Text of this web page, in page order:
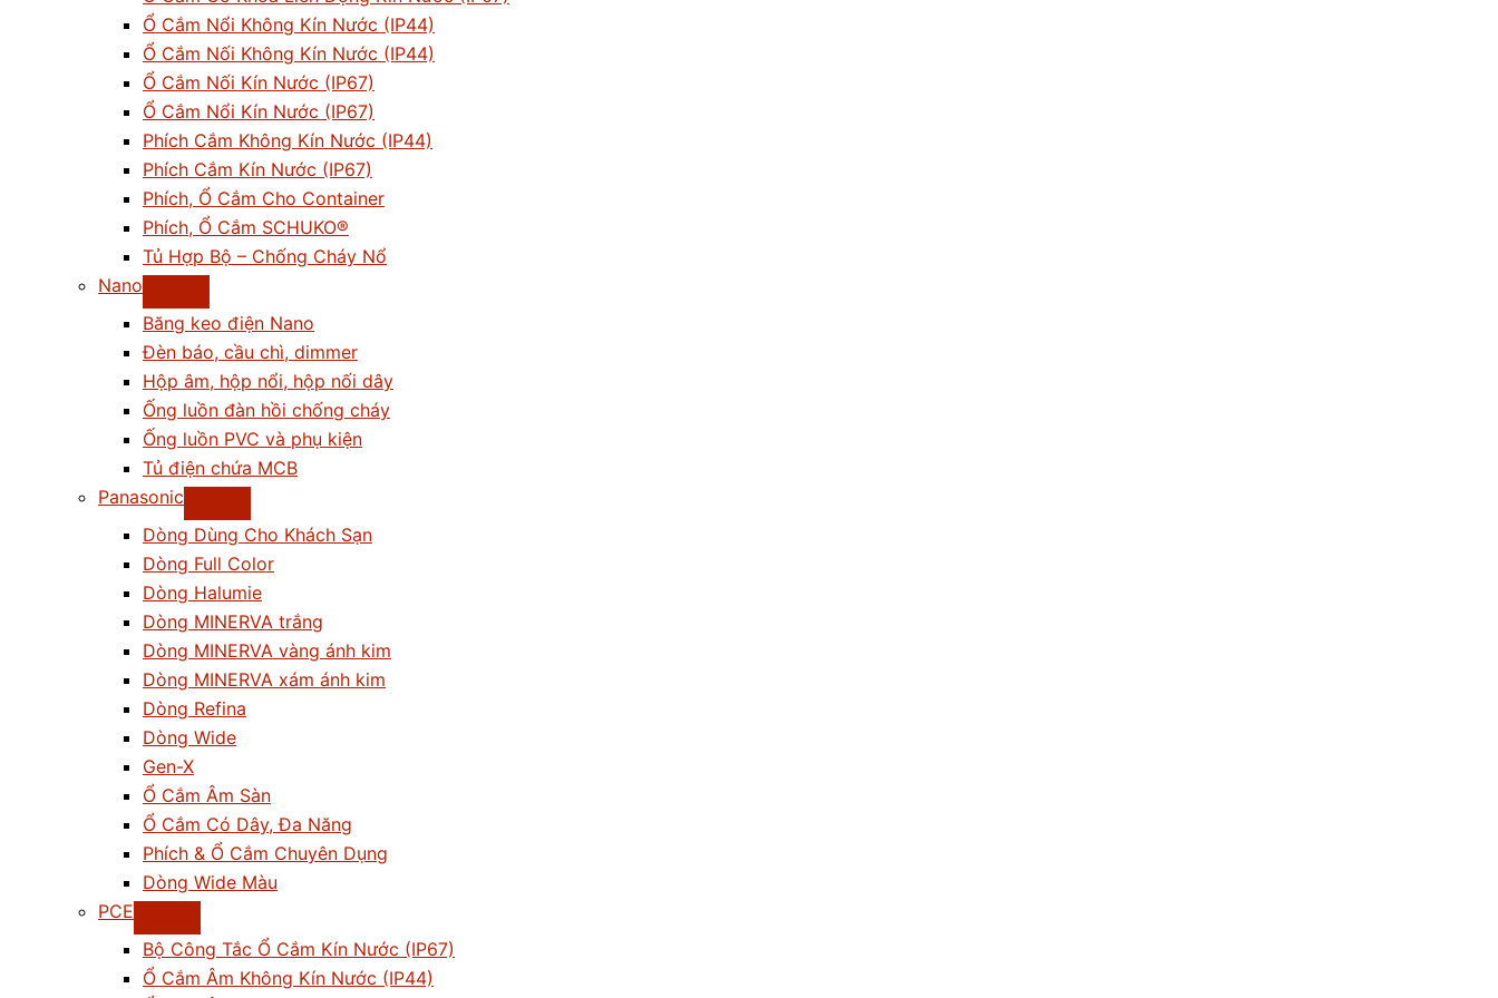
Ổ Cắm Nổi Không Kín Nước (IP44)
Ổ Cắm Nối Không Kín Nước (IP44)
Ổ Cắm Nối Kín Nước (IP67)
Ổ Cắm Nổi Kín Nước (IP67)
Phích Cắm Không Kín Nước (IP44)
Phích Cắm Kín Nước (IP67)
Phích, Ổ Cắm Cho Container
Phích, Ổ Cắm SCHUKO®
Tủ Hợp Bộ – Chống Cháy Nổ
Nano
Băng keo điện Nano
Đèn báo, cầu chì, dimmer
Hộp âm, hộp nổi, hộp nối dây
Ống luồn đàn hồi chống cháy
Ống luồn PVC và phụ kiện
Tủ điện chứa MCB
Panasonic
Dòng Dùng Cho Khách Sạn
Dòng Full Color
Dòng Halumie
Dòng MINERVA trắng
Dòng MINERVA vàng ánh kim
Dòng MINERVA xám ánh kim
Dòng Refina
Dòng Wide
Gen-X
Ổ Cắm Âm Sàn
Ổ Cắm Có Dây, Đa Năng
Phích & Ổ Cắm Chuyên Dụng
Dòng Wide Màu
PCE
Bộ Công Tắc Ổ Cắm Kín Nước (IP67)
Ổ Cắm Âm Không Kín Nước (IP44)